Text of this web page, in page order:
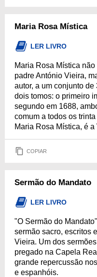
Maria Rosa Mística
LER LIVRO
Maria Rosa Mística
padre António Vieira,
autor, a um conjunto
dois tomos: o primeiro
segundo em 1688,
comum a todos os
Maria Rosa Mística, é
COPIAR
Sermão do Mandato
LER LIVRO
"O Sermão do
sermão sacro, escritos
Vieira. Um dos
pregado na Capela
grande repercussão
e espanhóis.